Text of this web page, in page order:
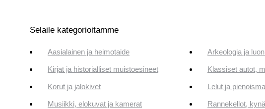
Selaile kategorioitamme
Aasialainen ja heimotaide Arkeologia ja
Kirjat ja historialliset muistoesineet Klassiset autot,
Korut ja jalokivet Lelut ja
Musiikki, elokuvat ja kamerat Rannekellot,